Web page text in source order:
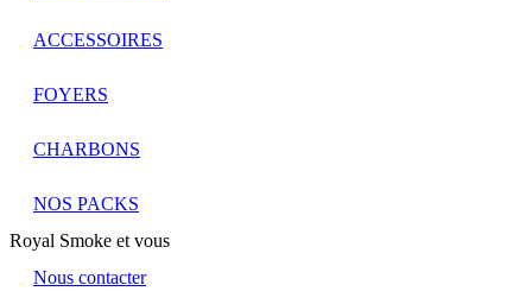
ACCESSOIRES
FOYERS
CHARBONS
NOS PACKS
Royal Smoke et vous
Nous contacter